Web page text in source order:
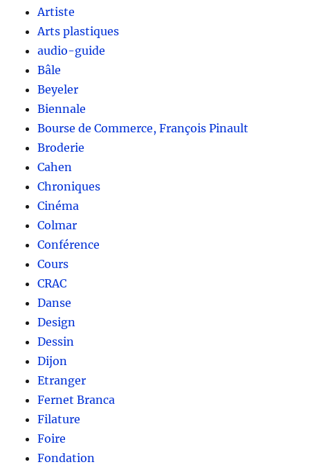
Artiste
Arts plastiques
audio-guide
Bâle
Beyeler
Biennale
Bourse de Commerce, François Pinault
Broderie
Cahen
Chroniques
Cinéma
Colmar
Conférence
Cours
CRAC
Danse
Design
Dessin
Dijon
Etranger
Fernet Branca
Filature
Foire
Fondation